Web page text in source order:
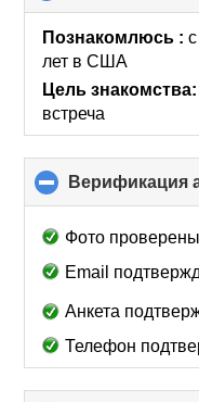
to
collapse
contents
Познакомлюсь :
лет в США
Цель знакомства:
встреча
Верификация
Фото проверены
Email
Анкета
Телефон